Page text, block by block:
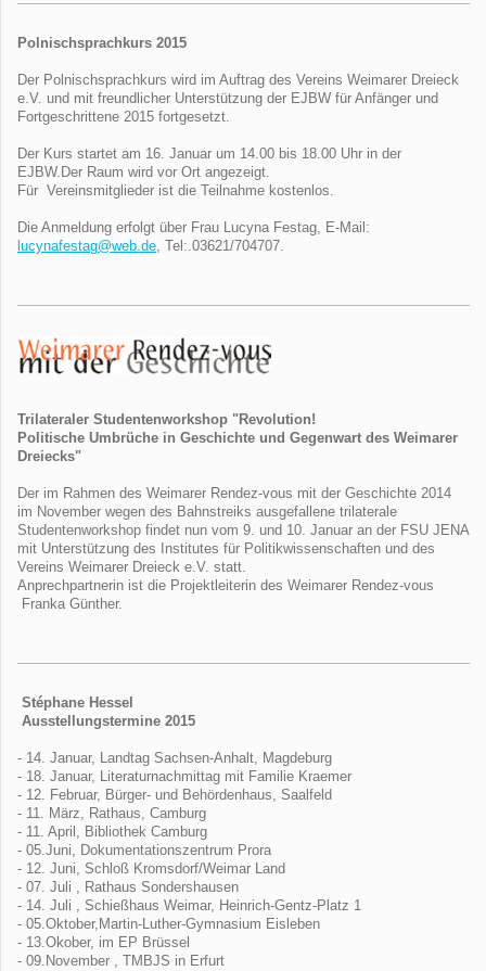
Polnischsprachkurs 2015
Der Polnischsprachkurs wird im Auftrag des Vereins Weimarer Dreieck
e.V. und mit freundlicher Unterstützung der EJBW für Anfänger und
Fortgeschrittene 2015 fortgesetzt.
Der Kurs startet am 16. Januar um 14.00 bis 18.00 Uhr in der
EJBW.Der Raum wird vor Ort angezeigt.
Für Vereinsmitglieder ist die Teilnahme kostenlos.
Die Anmeldung erfolgt über Frau Lucyna Festag, E-Mail:
lucynafestag@web.de , Tel:.03621/704707.
Trilateraler Studentenworkshop "Revolution!
Politische Umbrüche in Geschichte und Gegenwart des Weimarer
Dreiecks"
Der im Rahmen des Weimarer Rendez-vous mit der Geschichte 2014
im November wegen des Bahnstreiks ausgefallene trilaterale
Studentenworkshop findet nun vom 9. und 10. Januar an der FSU JENA
mit Unterstützung des Institutes für Politikwissenschaften und des
Vereins Weimarer Dreieck e.V. statt.
Anprechpartnerin ist die Projektleiterin des Weimarer Rendez-vous
Franka Günther.
Stéphane Hessel
Ausstellungstermine 2015
- 14. Januar, Landtag Sachsen-Anhalt, Magdeburg
- 18. Januar, Literaturnachmittag mit Familie Kraemer
- 12. Februar, Bürger- und Behördenhaus, Saalfeld
- 11. März, Rathaus, Camburg
- 11. April, Bibliothek Camburg
- 05.Juni, Dokumentationszentrum Prora
- 12. Juni, Schloß Kromsdorf/Weimar Land
- 07. Juli , Rathaus Sondershausen
- 14. Juli , Schießhaus Weimar, Heinrich-Gentz-Platz 1
- 05.Oktober,Martin-Luther-Gymnasium Eisleben
- 13.Okober, im EP Brüssel
- 09.November , TMBJS in Erfurt